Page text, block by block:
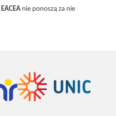
EACEA nie ponoszą za nie